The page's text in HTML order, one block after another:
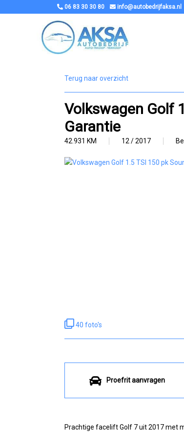
06 83 30 30 80 info@autobedrijfaksa.nl
Terug naar overzicht
Volkswagen Golf
Garantie
42.931 KM 12 / 2017
40 foto's
Proefrit aanvragen
Prachtige facelift Golf 7 uit 2017 met